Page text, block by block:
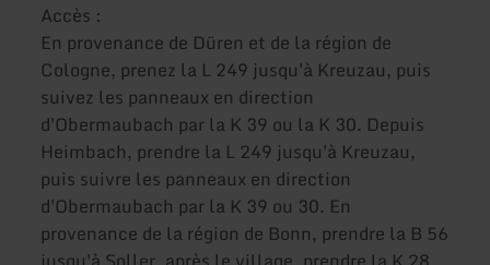
Accès :
En provenance de Düren et de la région de
Cologne, prenez la L 249 jusqu'à Kreuzau, puis
suivez les panneaux en direction
d'Obermaubach par la K 39 ou la K 30. Depuis
Heimbach, prendre la L 249 jusqu'à Kreuzau,
puis suivre les panneaux en direction
d'Obermaubach par la K 39 ou 30. En
provenance de la région de Bonn, prendre la B 56